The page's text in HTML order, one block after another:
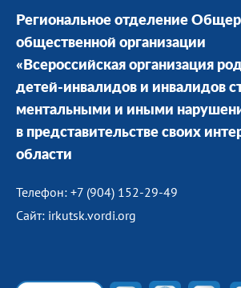
Региональное отделение
общественной организации
«Всероссийская организация
детей-инвалидов и инвалидов
ментальными и иными
в представительстве своих
области
Телефон: +7 (904) 152-29-49
Сайт: irkutsk.vordi.org